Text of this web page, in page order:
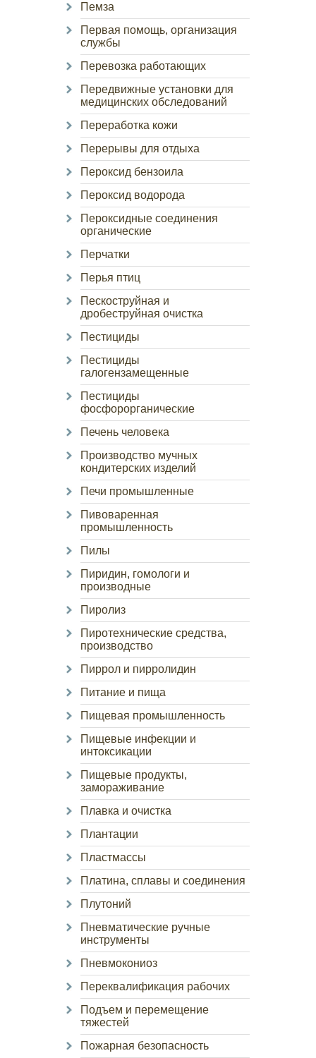
Пемза
Первая помощь, организация
службы
Перевозка работающих
Передвижные установки для
медицинских обследований
Переработка кожи
Перерывы для отдыха
Пероксид бензоила
Пероксид водорода
Пероксидные соединения
органические
Перчатки
Перья птиц
Пескоструйная и
дробеструйная очистка
Пестициды
Пестициды
галогензамещенные
Пестициды
фосфорорганические
Печень человека
Производство мучных
кондитерских изделий
Печи промышленные
Пивоваренная
промышленность
Пилы
Пиридин, гомологи и
производные
Пиролиз
Пиротехнические средства,
производство
Пиррол и пирролидин
Питание и пища
Пищевая промышленность
Пищевые инфекции и
интоксикации
Пищевые продукты,
замораживание
Плавка и очистка
Плантации
Пластмассы
Платина, сплавы и соединения
Плутоний
Пневматические ручные
инструменты
Пневмокониоз
Переквалификация рабочих
Подъем и перемещение
тяжестей
Пожарная безопасность